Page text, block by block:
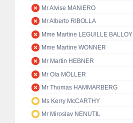
Mr Alvise MANIERO
Mr Alberto RIBOLLA
Mme Martine LEGUILLE BALLOY
Mme Martine WONNER
Mr Martin HEBNER
Mr Ola MÖLLER
Mr Thomas HAMMARBERG
Ms Kerry McCARTHY
Mr Miroslav NENUTIL